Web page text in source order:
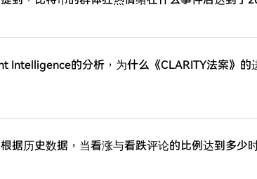
Intelligence的分析，为什么《CLARITY法案》的
据历史数据，当看涨与看跌评论的比例达到多少